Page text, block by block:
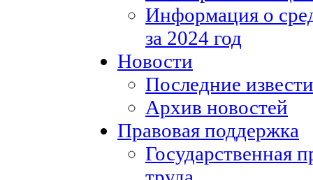
Информация о
за 2024 год
Новости
Последние
Архив новостей
Правовая поддержка
Государственная